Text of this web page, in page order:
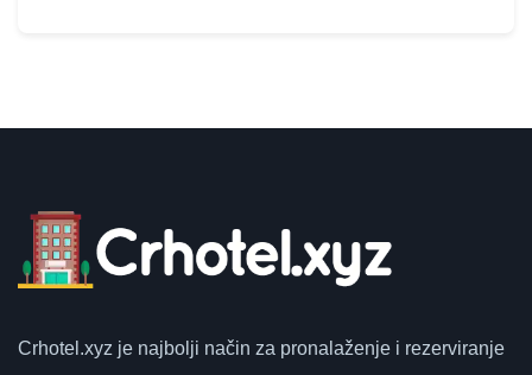
Crhotel.xyz je najbolji način za pronalaženje i rezerviranje